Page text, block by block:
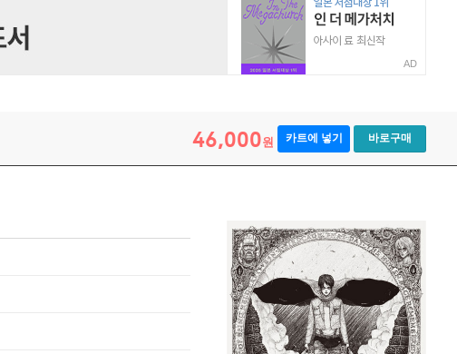
AD
46,000원 카트에 넣기 바로구매